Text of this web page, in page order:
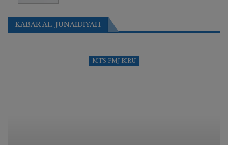
KABAR AL-JUNAIDIYAH
MTS PMJ BIRU